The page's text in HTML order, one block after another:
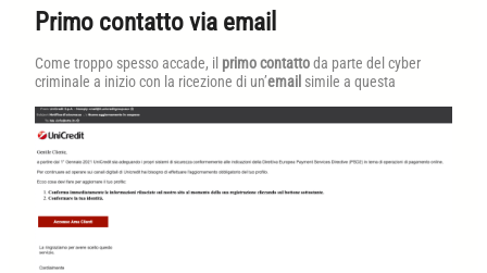
Primo contatto via email
Come troppo spesso accade, il primo contattoda parte del cyber
criminale a inizio con la ricezione di un’email simile a questa